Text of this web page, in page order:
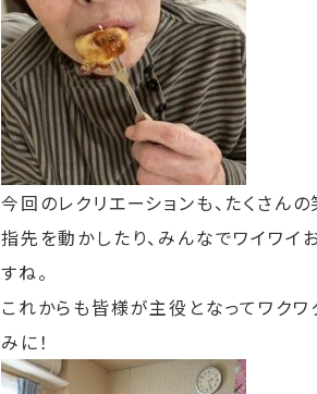
今回のレクリエーションも、たくさん
指先を動かしたり、みんなでワイワイ
すね。
これからも皆様が主役となってワクワ
みに！